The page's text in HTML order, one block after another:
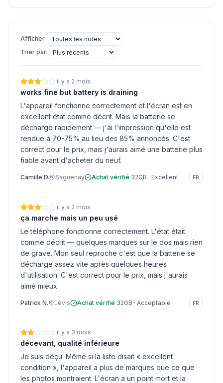
Afficher
Trier par
·il y a 2 mois
works fine but battery is draining
L'appareil fonctionne correctement et l'écran est en
excellent état comme décrit. Mais la batterie se
décharge rapidement — j'ai l'impression qu'elle est
rendue à 70-75% au lieu des 85% annoncés. C'est
correct pour le prix, mais j'aurais aimé une batterie plus
fiable avant d'acheter du neuf.
Camille D. Saguenay Achat vérifié·32GB · Excellent FR
·il y a 2 mois
ça marche mais un peu usé
Le téléphone fonctionne correctement. L'état était
comme décrit — quelques marques sur le dos mais rien
de grave. Mon seul reproche c'est que la batterie se
décharge assez vite après quelques heures
d'utilisation. C'est correct pour le prix, mais j'aurais
aimé mieux.
Patrick N. Lévis Achat vérifié·32GB · Acceptable FR
·il y a 3 mois
décevant, qualité inférieure
Je suis déçu. Même si la liste disait « excellent
condition », l'appareil a plus de marques que ce que
les photos montraient. L'écran a un point mort et la